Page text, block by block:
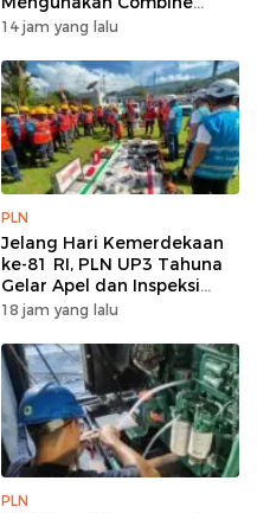
Harvester
14 jam yang lalu
PLN
Jelang Hari Kemerdekaan
ke-81 RI, PLN UP3 Tahuna
Gelar Apel dan Inspeksi
Peralatan Guna Pastikan
Kepulauan Nusa Utara
18 jam yang lalu
PLN